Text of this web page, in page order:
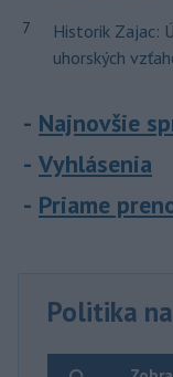
7
Historik Zajac:
uhorských
Najnovšie
Vyhlásenia
Priame
Politika